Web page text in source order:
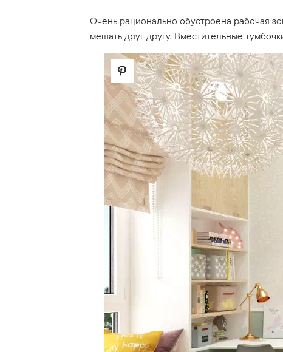
Очень рационально обустроена рабочая
мешать друг другу. Вместительные